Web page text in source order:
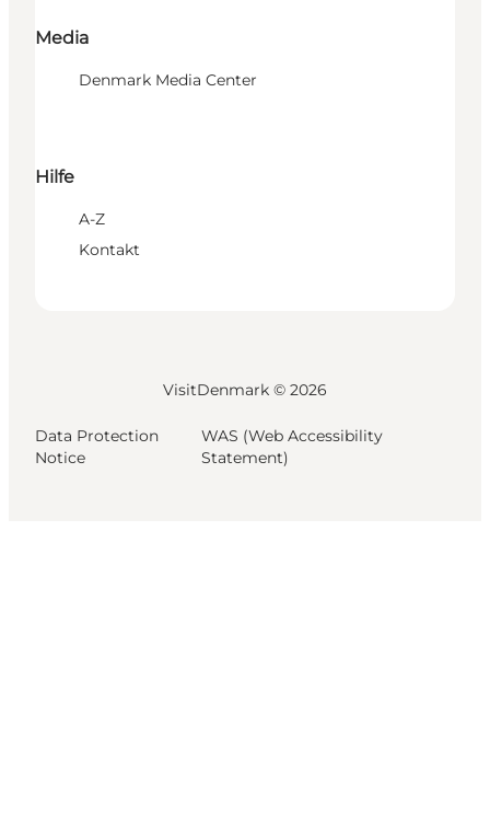
Media
Denmark Media Center
Hilfe
A-Z
Kontakt
VisitDenmark © 2026
Data Protection
Notice
WAS (Web Accessibility
Statement)